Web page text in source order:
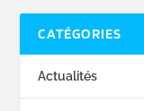
CATÉGORIES
Actualités